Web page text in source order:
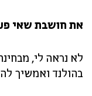
את חושבת שאי
לא נראה לי,
בהולנד ואמשיך